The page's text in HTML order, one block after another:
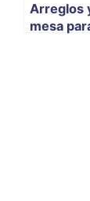
Arreglos
mesa